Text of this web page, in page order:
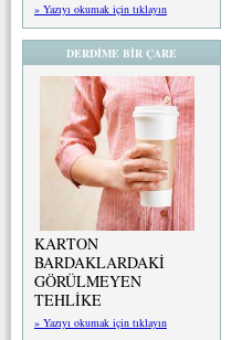
» Yazıyı okumak için tıklayın
DERDİME BİR ÇARE
KARTON
BARDAKLARDAKİ
GÖRÜLMEYEN
TEHLİKE
» Yazıyı okumak için tıklayın